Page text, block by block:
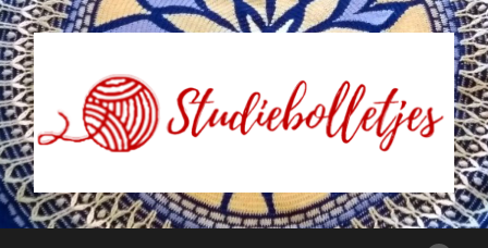
Studiebolletjes